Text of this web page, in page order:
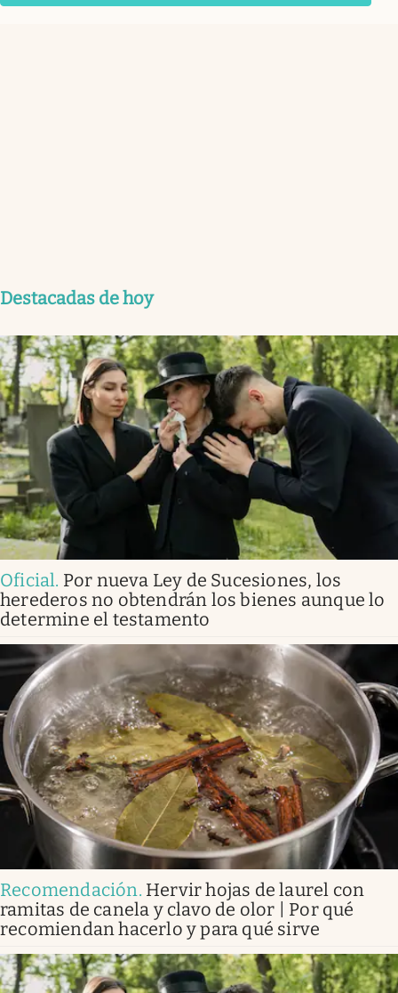
Destacadas de hoy
Oficial. Por nueva Ley de Sucesiones, los
herederos no obtendrán los bienes aunque lo
determine el testamento
Recomendación. Hervir hojas de laurel con
ramitas de canela y clavo de olor | Por qué
recomiendan hacerlo y para qué sirve